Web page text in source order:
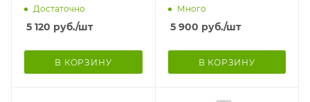
14.2 см, 22176
Достаточно
5 120 руб./шт
В КОРЗИНУ
18.5, 22175
Много
5 900 руб./шт
В КОРЗИНУ